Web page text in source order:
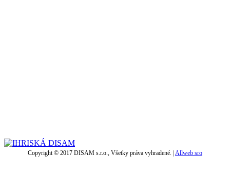
Copyright © 2017 DISAM s.r.o., Všetky práva vyhradené. |Allweb sro